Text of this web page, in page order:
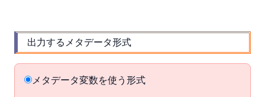
出力するメタデータ形式
メタデータ変数を使う形式